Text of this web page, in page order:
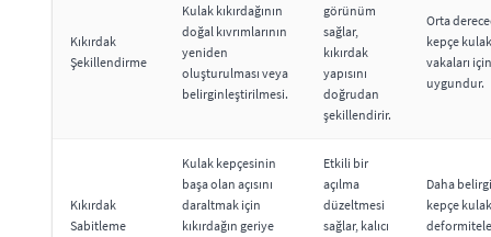
Kıkırdak
Şekillendirme
Kulak kıkırdağının
doğal kıvrımlarının
yeniden
oluşturulması veya
belirginleştirilmesi.
görünüm
sağlar,
kıkırdak
yapısını
doğrudan
şekillendirir.
Orta
kepçe kulak
vakaları için
uygundur.
Kıkırdak
Sabitleme
Kulak kepçesinin
başa olan açısını
daraltmak için
kıkırdağın geriye
Etkili bir
açılma
düzeltmesi
sağlar, kalıcı
Daha
kepçe kulak